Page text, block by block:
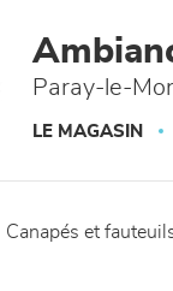
Paray-le-
LE MAGASIN
canapés et